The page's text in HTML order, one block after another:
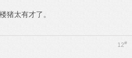
猪太有才了。
12#